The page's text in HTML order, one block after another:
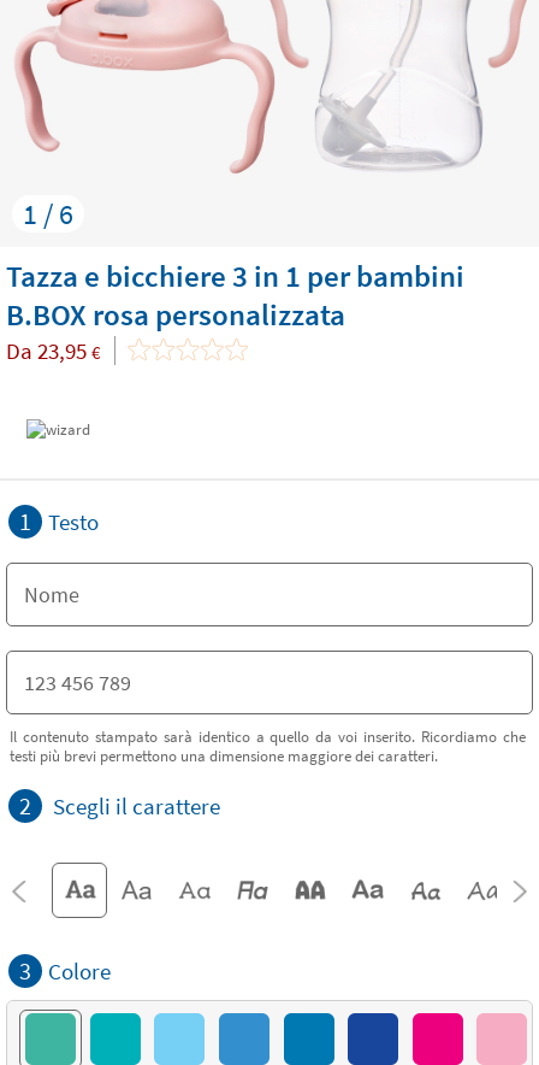
1 / 6
Tazza e bicchiere 3 in 1 per bambini
B.BOX rosa personalizzata
Da 23,95 €
1 Testo
Il contenuto stampato sarà identico a quello da voi inserito. Ricordiamo che
testi più brevi permettono una dimensione maggiore dei caratteri.
2 Scegli il carattere
3 Colore